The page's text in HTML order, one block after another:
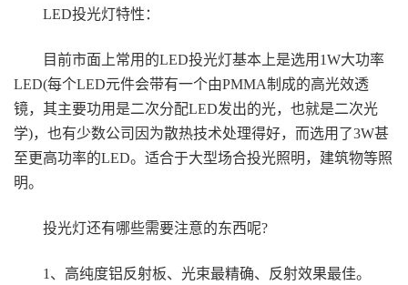
LED投光灯特性：
目前市面上常用的LED投光灯基本上是选用1W大功率
LED(每个LED元件会带有一个由PMMA制成的高光效透
镜，其主要功用是二次分配LED发出的光，也就是二次光
学)，也有少数公司因为散热技术处理得好，而选用了3W甚
至更高功率的LED。适合于大型场合投光照明，建筑物等照
明。
投光灯还有哪些需要注意的东西呢?
1、高纯度铝反射板、光束最精确、反射效果最佳。